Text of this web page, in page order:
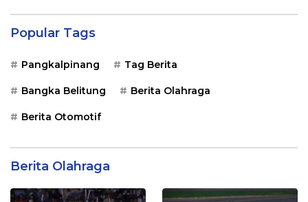
Popular Tags
Pangkalpinang Tag Berita
Bangka Belitung Berita Olahraga
Berita Otomotif
Berita Olahraga